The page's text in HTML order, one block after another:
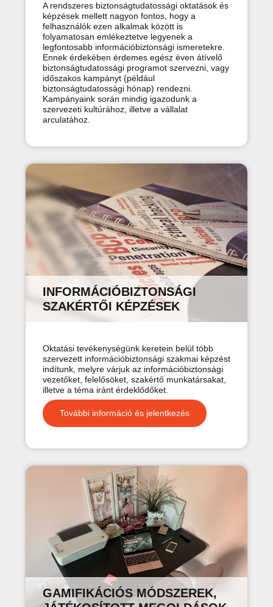
A rendszeres biztonságtudatossági oktatások és
képzések mellett nagyon fontos, hogy a
felhasználók ezen alkalmak között is
folyamatosan emlékeztetve legyenek a
legfontosabb információbiztonsági ismeretekre.
Ennek érdekében érdemes egész éven átívelő
biztonságtudatossági programot szervezni, vagy
időszakos kampányt (például
biztonságtudatossági hónap) rendezni.
Kampányaink során mindig igazodunk a
szervezeti kultúrához, illetve a vállalat
arculatához.
INFORMÁCIÓBIZTONSÁGI
SZAKÉRTŐI KÉPZÉSEK
Oktatási tevékenységünk keretein belül több
szervezett információbiztonsági szakmai képzést
indítunk, melyre várjuk az információbiztonsági
vezetőket, felelősöket, szakértő munkatársakat,
illetve a téma iránt érdeklődőket.
További információ és jelentkezés
GAMIFIKÁCIÓS MÓDSZEREK,